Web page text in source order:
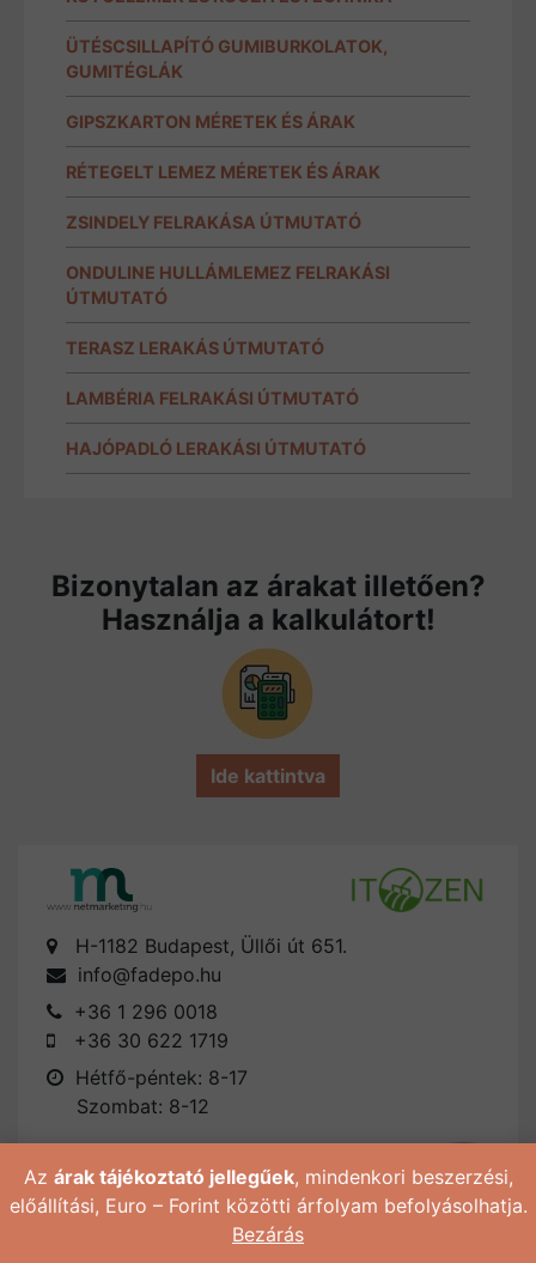
Az árak tájékoztató jellegűek, mindenkori beszerzési,
előállítási, Euro – Forint közötti árfolyam befolyásolhatja.
Bezárás
ÜTÉSCSILLAPÍTÓ GUMIBURKOLATOK,
GUMITÉGLÁK
GIPSZKARTON MÉRETEK ÉS ÁRAK
RÉTEGELT LEMEZ MÉRETEK ÉS ÁRAK
ZSINDELY FELRAKÁSA ÚTMUTATÓ
ONDULINE HULLÁMLEMEZ FELRAKÁSI
ÚTMUTATÓ
TERASZ LERAKÁS ÚTMUTATÓ
LAMBÉRIA FELRAKÁSI ÚTMUTATÓ
HAJÓPADLÓ LERAKÁSI ÚTMUTATÓ
Bizonytalan az árakat illetően?
Használja a kalkulátort!
Ide kattintva
H-1182 Budapest, Üllői út 651.
info@fadepo.hu
+36 1 296 0018
+36 30 622 1719
Hétfő-péntek: 8-17
Szombat: 8-12